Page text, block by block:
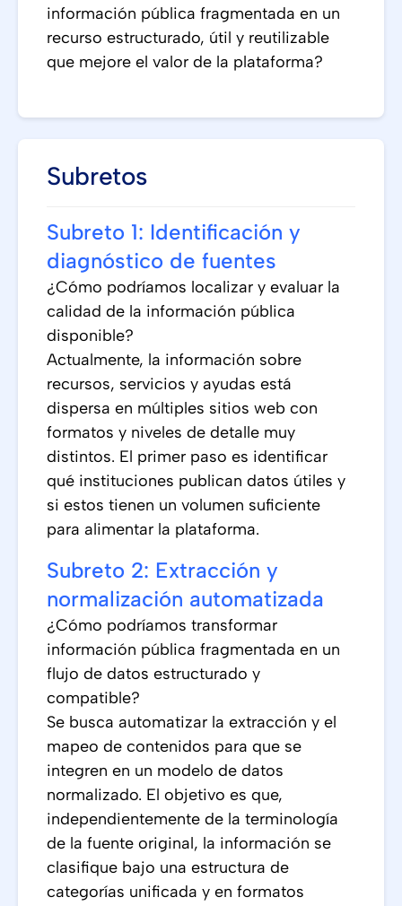
información pública fragmentada en un
recurso estructurado, útil y reutilizable
que mejore el valor de la plataforma?
Subretos
Subreto 1: Identificación y
diagnóstico de fuentes
¿Cómo podríamos localizar y evaluar la
calidad de la información pública
disponible?
Actualmente, la información sobre
recursos, servicios y ayudas está
dispersa en múltiples sitios web con
formatos y niveles de detalle muy
distintos. El primer paso es identificar
qué instituciones publican datos útiles y
si estos tienen un volumen suficiente
para alimentar la plataforma.
Subreto 2: Extracción y
normalización automatizada
¿Cómo podríamos transformar
información pública fragmentada en un
flujo de datos estructurado y
compatible?
Se busca automatizar la extracción y el
mapeo de contenidos para que se
integren en un modelo de datos
normalizado. El objetivo es que,
independientemente de la terminología
de la fuente original, la información se
clasifique bajo una estructura de
categorías unificada y en formatos